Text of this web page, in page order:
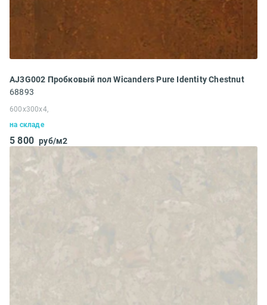
AJ3G002 Пробковый пол Wicanders Pure Identity Chestnut
68893
600x300x4,
на складе
5 800 руб/м2